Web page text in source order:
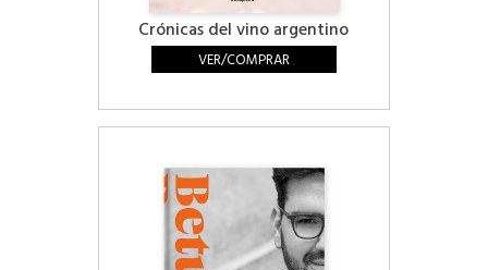
Crónicas del vino argentino
VER/COMPRAR